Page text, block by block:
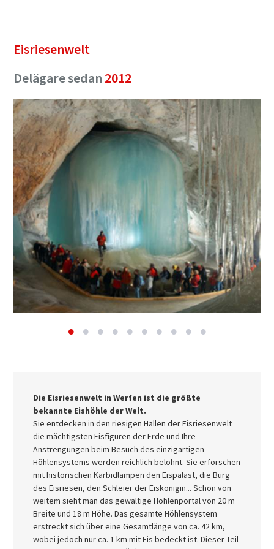
Eisriesenwelt
Delägare sedan 2012
Die Eisriesenwelt in Werfen ist die größte
bekannte Eishöhle der Welt.
Sie entdecken in den riesigen Hallen der Eisriesenwelt
die mächtigsten Eisfiguren der Erde und Ihre
Anstrengungen beim Besuch des einzigartigen
Höhlensystems werden reichlich belohnt. Sie erforschen
mit historischen Karbidlampen den Eispalast, die Burg
des Eisriesen, den Schleier der Eiskönigin... Schon von
weitem sieht man das gewaltige Höhlenportal von 20 m
Breite und 18 m Höhe. Das gesamte Höhlensystem
erstreckt sich über eine Gesamtlänge von ca. 42 km,
wobei jedoch nur ca. 1 km mit Eis bedeckt ist. Dieser Teil